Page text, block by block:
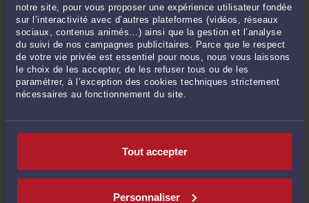
notre site, pour vous proposer une expérience utilisateur fondée
sur l’interactivité avec d’autres plateformes (vidéos, réseaux
sociaux, contenus animés…) ainsi que la gestion et l’analyse
du suivi de nos campagnes publicitaires. Parce que le respect
de votre vie privée est essentiel pour nous, nous vous laissons
le choix de les accepter, de les refuser tous ou de les
paramétrer, à l’exception des cookies techniques strictement
nécessaires au fonctionnement du site.
Tout accepter
Personnaliser
RECHERCHE
Publié du au